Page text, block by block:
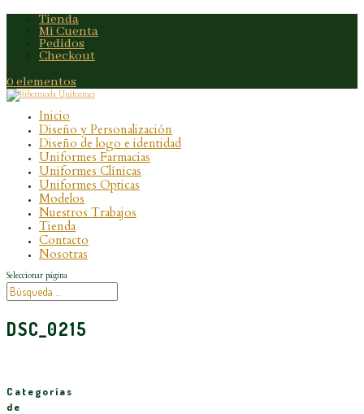
Tienda
Mi Cuenta
Pedidos
Checkout
0 elementos
Inicio
Diseño y Personalización
Diseño de logo e identidad
Uniformes Farmacias
Uniformes Clínicas
Uniformes Opticas
Modelos
Nuestros Trabajos
Tienda
Contacto
Nosotras
Seleccionar página
DSC_0215
Categorías
de